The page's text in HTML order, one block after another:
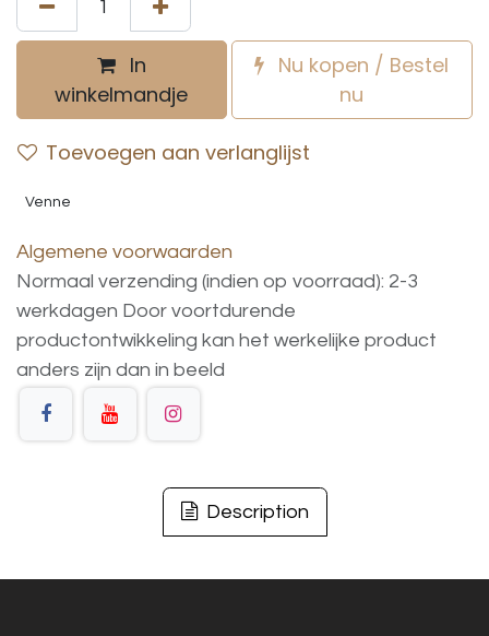
In
winkelmandje
Nu kopen / Bestel
nu
Toevoegen aan verlanglijst
Venne
Algemene voorwaarden
Normaal verzending (indien op voorraad): 2-3
werkdagen Door voortdurende
productontwikkeling kan het werkelijke product
anders zijn dan in beeld
Description